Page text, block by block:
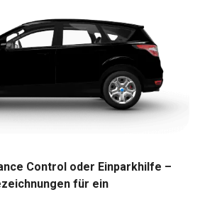
Control oder Einparkhilfe –
für ein